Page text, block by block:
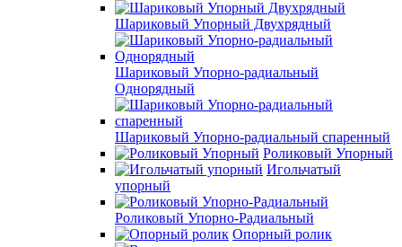
Шариковый Упорный Двухрядный
Шариковый Упорно-радиальный
Однорядный
Шариковый Упорно-радиальный спаренный
Роликовый Упорный
Игольчатый
упорный
Роликовый Упорно-Радиальный
Опорный ролик